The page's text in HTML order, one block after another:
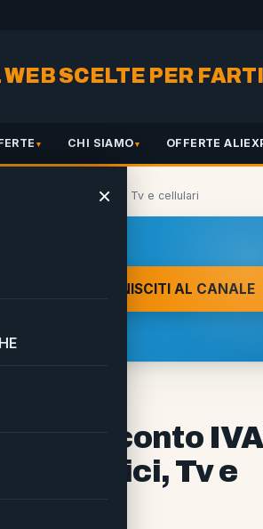
SCELTE PER
CHI SIAMO OFFERTE
×
su elettrodomestici, Tv e cellulari
DA
sul tuo
UNISCITI AL CANALE
“Sconto
Tv e